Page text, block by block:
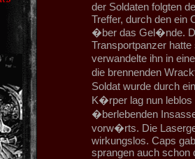
der Soldaten folgten
Treffer, durch den ein
�ber das Gel�nde.
Transportpanzer
verwandelte ihn in
die brennenden
Soldat wurde durch
K�rper lag nun leblos
�berlebenden
vorw�rts. Die
wirkungslos. Caps
sprangen auch schon